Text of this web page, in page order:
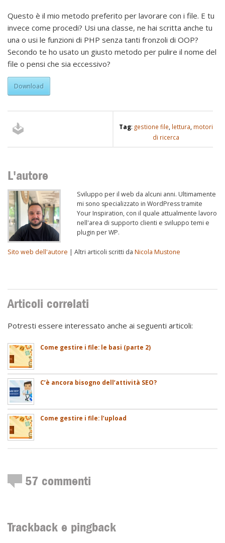
Questo è il mio metodo preferito per lavorare con i file. E tu
invece come procedi? Usi una classe, ne hai scritta anche tu
una o usi le funzioni di PHP senza tanti fronzoli di OOP?
Secondo te ho usato un giusto metodo per pulire il nome del
file o pensi che sia eccessivo?
Download
Tag: gestione file lettura motori
di ricerca
L'autore
Sviluppo per il web da alcuni anni. Ultimamente
mi sono specializzato in WordPress tramite
Your Inspiration, con il quale attualmente lavoro
nell'area di supporto clienti e sviluppo temi e
plugin per WP.
Sito web dell'autore | Altri articoli scritti da Nicola Mustone
Articoli correlati
Potresti essere interessato anche ai seguenti articoli:
Come gestire i file: le basi (parte 2)
C’è ancora bisogno dell’attività SEO?
Come gestire i file: l’upload
57 commenti
Trackback e pingback